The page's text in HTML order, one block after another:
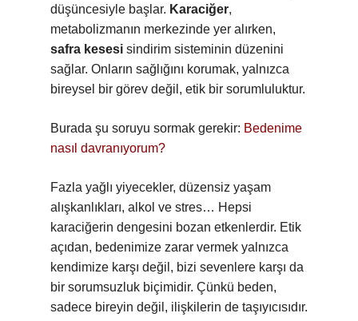
düşüncesiyle başlar. Karaciğer,
metabolizmanın merkezinde yer alırken,
safra kesesi sindirim sisteminin düzenini
sağlar. Onların sağlığını korumak, yalnızca
bireysel bir görev değil, etik bir sorumluluktur.
Burada şu soruyu sormak gerekir: Bedenime
nasıl davranıyorum?
Fazla yağlı yiyecekler, düzensiz yaşam
alışkanlıkları, alkol ve stres… Hepsi
karaciğerin dengesini bozan etkenlerdir. Etik
açıdan, bedenimize zarar vermek yalnızca
kendimize karşı değil, bizi sevenlere karşı da
bir sorumsuzluk biçimidir. Çünkü beden,
sadece bireyin değil, ilişkilerin de taşıyıcısıdır.